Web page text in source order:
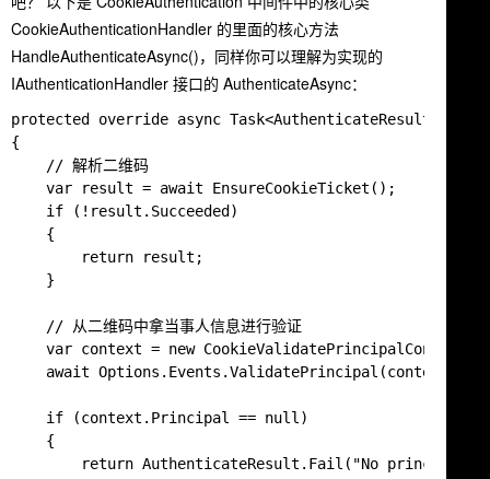
CookieAuthenticationHandler 的里面的核心方法
HandleAuthenticateAsync()，同样你可以理解为实现的
IAuthenticationHandler 接口的 AuthenticateAsync：
protected override async Task<AuthenticateResult>
{
    // 解析二维码
    var result = await EnsureCookieTicket();
    if (!result.Succeeded)
    {
        return result;
    }
    // 从二维码中拿当事人信息进行验证
var context = new
    await Options.Events.ValidatePrincipal(context);
    if (context.Principal == null)
    {
return AuthenticateResult.Fail("No